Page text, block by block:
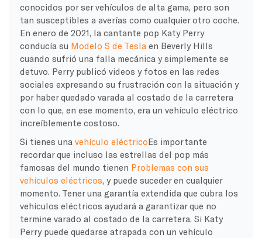
conocidos por ser vehículos de alta gama, pero son
tan susceptibles a averías como cualquier otro coche.
En enero de 2021, la cantante pop Katy Perry
conducía su Modelo S de Tesla en Beverly Hills
cuando sufrió una falla mecánica y simplemente se
detuvo. Perry publicó videos y fotos en las redes
sociales expresando su frustración con la situación y
por haber quedado varada al costado de la carretera
con lo que, en ese momento, era un vehículo eléctrico
increíblemente costoso.
Si tienes una vehículo eléctricoEs importante
recordar que incluso las estrellas del pop más
famosas del mundo tienen Problemas con sus
vehículos eléctricos , y puede suceder en cualquier
momento. Tener una garantía extendida que cubra los
vehículos eléctricos ayudará a garantizar que no
termine varado al costado de la carretera. Si Katy
Perry puede quedarse atrapada con un vehículo